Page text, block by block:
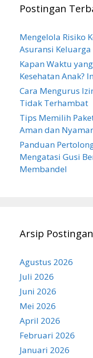
Postingan
Mengelola Risiko
Asuransi Keluarga
Kapan Waktu
Kesehatan Anak?
Cara Mengurus
Tidak Terhambat
Tips Memilih
Aman dan
Panduan
Mengatasi Gusi
Membandel
Arsip Postingan
Agustus 2026
Juli 2026
Juni 2026
Mei 2026
April 2026
Februari 2026
Januari 2026